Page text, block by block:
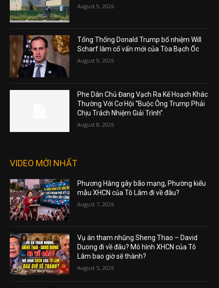
August 9, 2026
Tổng Thống Donald Trump bổ nhiệm Will
Scharf làm cố vấn mới của Tòa Bạch Ốc
August 9, 2026
Phe Dân Chủ Đang Vạch Ra Kế Hoạch Khác
Thường Với Cơ Hội “Buộc Ông Trump Phải
Chịu Trách Nhiệm Giải Trình”.
August 8, 2026
VIDEO MỚI NHẤT
Phương Hằng gây bão mạng, Phường kiểu
mẫu XHCN của Tô Lâm đi về đâu?
August 7, 2026
Vụ án tham nhũng Sheng Thao – David
Duong đi về đâu? Mô hình XHCN của Tô
Lâm bao giờ sẽ thành?
August 5, 2026